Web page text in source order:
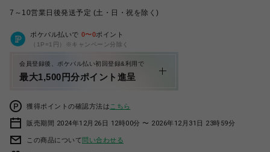
7～10営業日後発送予定 (土・日・祝を除く)
ポケパル払いで 0〜0ポイント
（1P=1円）※キャンペーン分除く
会員登録後、ポケパル払い初回登録&利用で
最大1,500円分ポイント進呈
獲得ポイントの確認方法は こちら
販売期間 2024年12月26日 12時00分 〜 2026年12月31日 23時59分
この商品について問い合わせる